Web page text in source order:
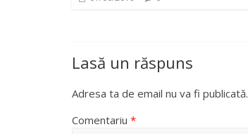
Lasă un răspuns
Adresa ta de email nu va fi publicată.
Comentariu *